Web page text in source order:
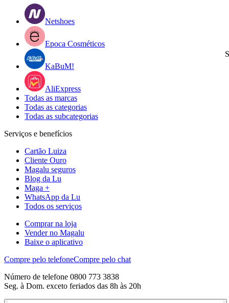
Netshoes
Epoca Cosméticos
KaBuM!
AliExpress
Todas as marcas
Todas as categorias
Todas as subcategorias
Serviços e benefícios
Cartão Luiza
Cliente Ouro
Magalu seguros
Blog da Lu
Maga +
WhatsApp da Lu
Todos os serviços
Comprar na loja
Vender no Magalu
Baixe o aplicativo
Compre pelo telefoneCompre pelo chat
Número de telefone 0800 773 3838
Seg. à Dom. exceto feriados das 8h às 20h